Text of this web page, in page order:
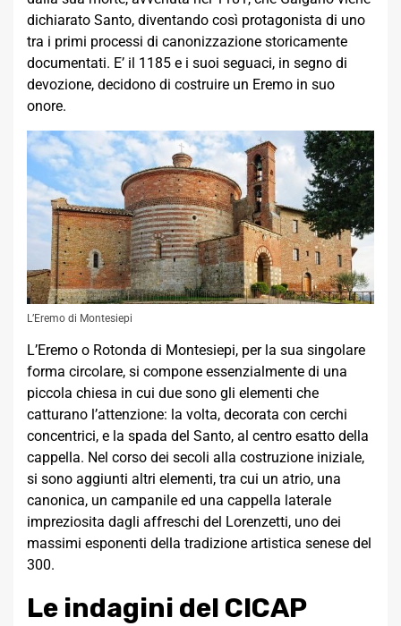
dichiarato Santo, diventando così protagonista di uno
tra i primi processi di canonizzazione storicamente
documentati. E’ il 1185 e i suoi seguaci, in segno di
devozione, decidono di costruire un Eremo in suo
onore.
L’Eremo di Montesiepi
L’Eremo o Rotonda di Montesiepi, per la sua singolare
forma circolare, si compone essenzialmente di una
piccola chiesa in cui due sono gli elementi che
catturano l’attenzione: la volta, decorata con cerchi
concentrici, e la spada del Santo, al centro esatto della
cappella. Nel corso dei secoli alla costruzione iniziale,
si sono aggiunti altri elementi, tra cui un atrio, una
canonica, un campanile ed una cappella laterale
impreziosita dagli affreschi del Lorenzetti, uno dei
massimi esponenti della tradizione artistica senese del
300.
Le indagini del CICAP